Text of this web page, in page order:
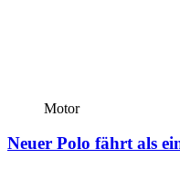
Motor
Neuer Polo fährt als